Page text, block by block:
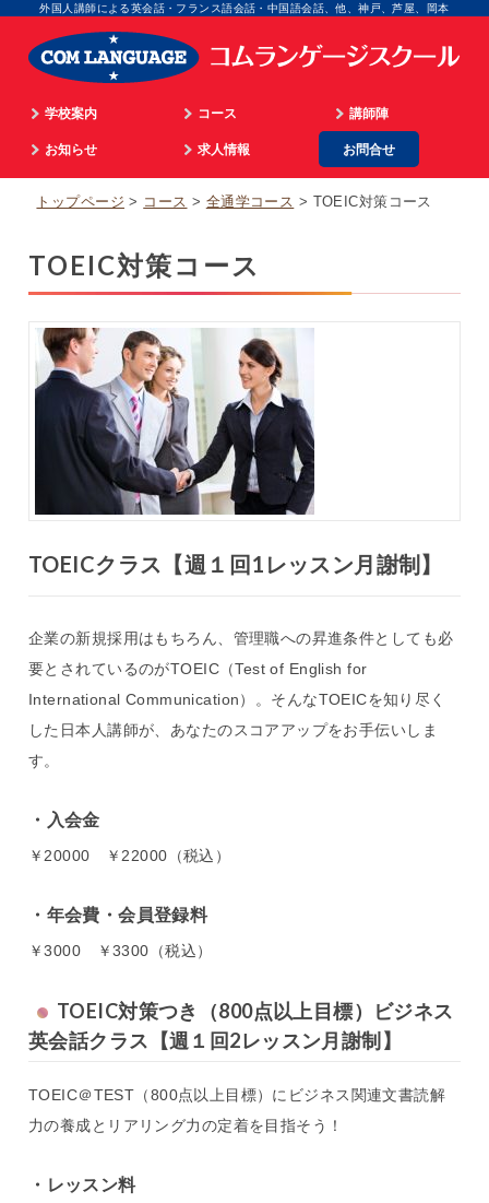
外国人講師による英会話・フランス語会話・中国語会話、他、神戸、芦屋、岡本
学校案内
学院長のご挨拶
入校までのプロセス
アクセス
個人情報取扱
コース
通学
講師陣
英語
中国語
お知らせ
仏語ビデオレッスン
合格実績
生徒の体験談
求人情報
WEB担当
スクール事務
外国語講師
パリ姉妹校担当
お問合せ
トップページ コース 全通学コース TOEIC対策コース
TOEIC対策コース
TOEICクラス【週１回1レッスン月謝制】
企業の新規採用はもちろん、管理職への昇進条件としても必
要とされているのがTOEIC（Test of English for
International Communication）。そんなTOEICを知り尽く
した日本人講師が、あなたのスコアアップをお手伝いしま
す。
入会金
￥20000 ￥22000（税込）
年会費・会員登録料
￥3000 ￥3300（税込）
TOEIC対策つき（800点以上目標）ビジネス
英会話クラス【週１回2レッスン月謝制】
TOEIC＠TEST（800点以上目標）にビジネス関連文書読解
力の養成とリアリング力の定着を目指そう！
レッスン料